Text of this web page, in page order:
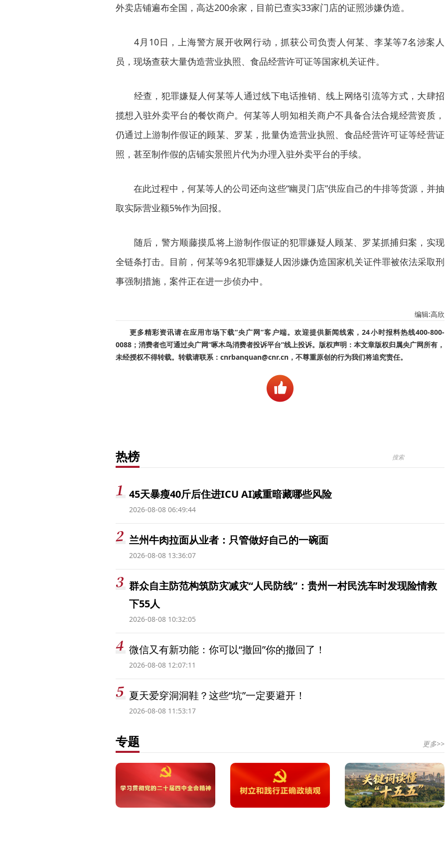
外卖店铺遍布全国，高达200余家，目前已查实33家门店的证照涉嫌伪造。
4月10日，上海警方展开收网行动，抓获公司负责人何某、李某等7名涉案人
员，现场查获大量伪造营业执照、食品经营许可证等国家机关证件。
经查，犯罪嫌疑人何某等人通过线下电话推销、线上网络引流等方式，大肆招
揽想入驻外卖平台的餐饮商户。何某等人明知相关商户不具备合法合规经营资质，
仍通过上游制作假证的顾某、罗某，批量伪造营业执照、食品经营许可证等经营证
照，甚至制作假的店铺实景照片代为办理入驻外卖平台的手续。
在此过程中，何某等人的公司还向这些“幽灵门店”供应自己的牛排等货源，并抽
取实际营业额5%作为回报。
随后，警方顺藤摸瓜将上游制作假证的犯罪嫌疑人顾某、罗某抓捕归案，实现
全链条打击。目前，何某等9名犯罪嫌疑人因涉嫌伪造国家机关证件罪被依法采取刑
事强制措施，案件正在进一步侦办中。
编辑:高欣
更多精彩资讯请在应用市场下载“央广网”客户端。欢迎提供新闻线索，24小时报料热线400-800-
0088；消费者也可通过央广网“啄木鸟消费者投诉平台”线上投诉。版权声明：本文章版权归属央广网所有，
未经授权不得转载。转载请联系：cnrbanquan@cnr.cn，不尊重原创的行为我们将追究责任。
热榜
45天暴瘦40斤后住进ICU AI减重暗藏哪些风险
2026-08-08 06:49:44
兰州牛肉拉面从业者：只管做好自己的一碗面
2026-08-08 13:36:07
群众自主防范构筑防灾减灾“人民防线”：贵州一村民洗车时发现险情救
下55人
2026-08-08 10:32:05
微信又有新功能：你可以“撤回”你的撤回了！
2026-08-08 12:07:11
夏天爱穿洞洞鞋？这些“坑”一定要避开！
2026-08-08 11:53:17
专题 更多>>